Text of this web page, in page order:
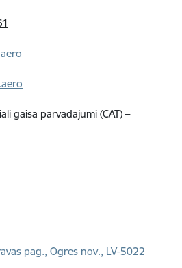
gaisa pārvadājumi (CAT) –
pag., Ogres nov., LV-5022